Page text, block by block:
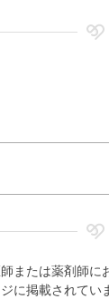
または薬剤師
に掲載されてい